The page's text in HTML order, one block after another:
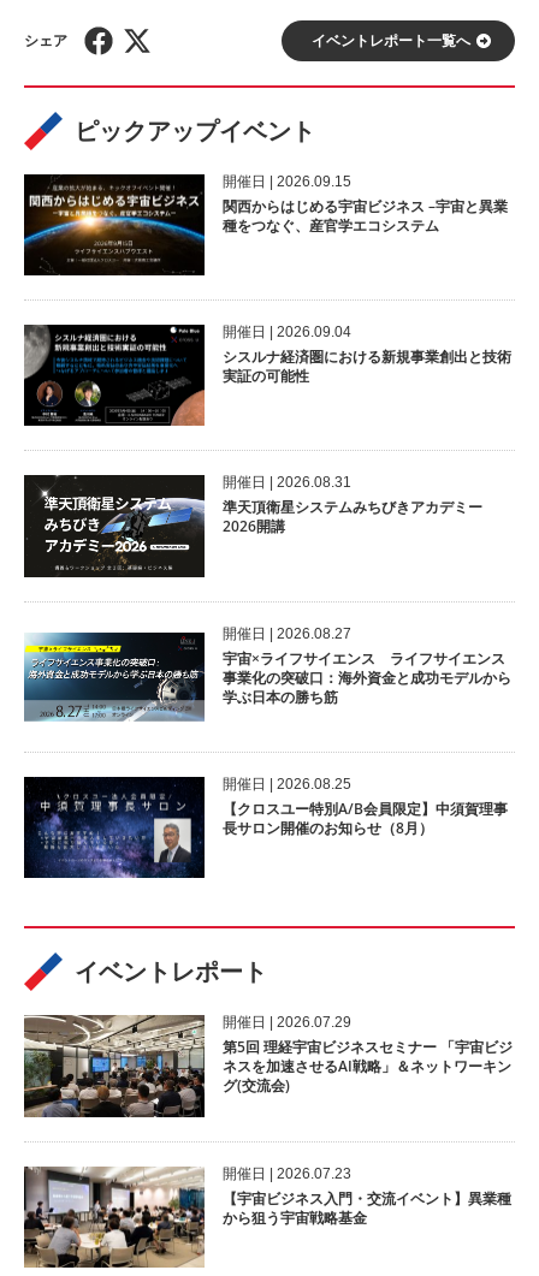
イベントレポート⼀覧へ
ピックアップイベント
開催⽇ | 2026.09.15
関西からはじめる宇宙ビジネス –宇宙と異業
種をつなぐ、産官学エコシステム
開催⽇ | 2026.09.04
シスルナ経済圏における新規事業創出と技術
実証の可能性
開催⽇ | 2026.08.31
準天頂衛星システムみちびきアカデミー
2026開講
開催⽇ | 2026.08.27
宇宙×ライフサイエンス ライフサイエンス
事業化の突破口：海外資金と成功モデルから
学ぶ日本の勝ち筋
開催⽇ | 2026.08.25
【クロスユー特別A/B会員限定】中須賀理事
長サロン開催のお知らせ（8月）
イベントレポート
開催⽇ | 2026.07.29
第5回 理経宇宙ビジネスセミナー 「宇宙ビジ
ネスを加速させるAI戦略」＆ネットワーキン
グ(交流会)
開催⽇ | 2026.07.23
【宇宙ビジネス入門・交流イベント】異業種
から狙う宇宙戦略基金